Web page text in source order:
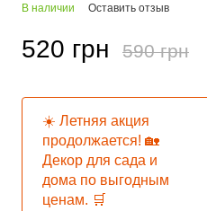
В наличии Оставить отзыв
520 грн 590 грн
☀️ Летняя акция
продолжается! 🏡
Декор для сада и
дома по выгодным
ценам. 🛒